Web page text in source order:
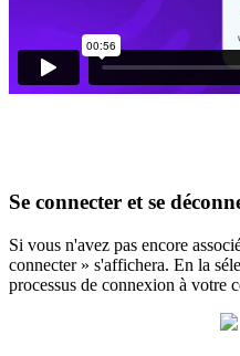
Se connecter et se
Si vous n'avez pas encore
connecter » s'affichera. En la
processus de connexion à votre